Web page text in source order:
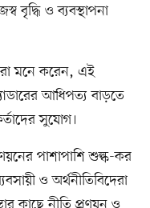
বৃদ্ধি ও ব্যবস্থাপনা
মনে করেন, এই
আধিপত্য বাড়তে
সুযোগ।
পাশাপাশি শুল্ক-কর
ও অর্থনীতিবিদেরা